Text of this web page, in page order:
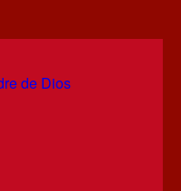
de Dios